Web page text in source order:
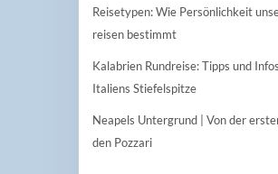
Reisetypen: Wie Persönlichkeit
reisen bestimmt
Kalabrien Rundreise: Tipps und
Italiens Stiefelspitze
Neapels Untergrund | Von der
den Pozzari